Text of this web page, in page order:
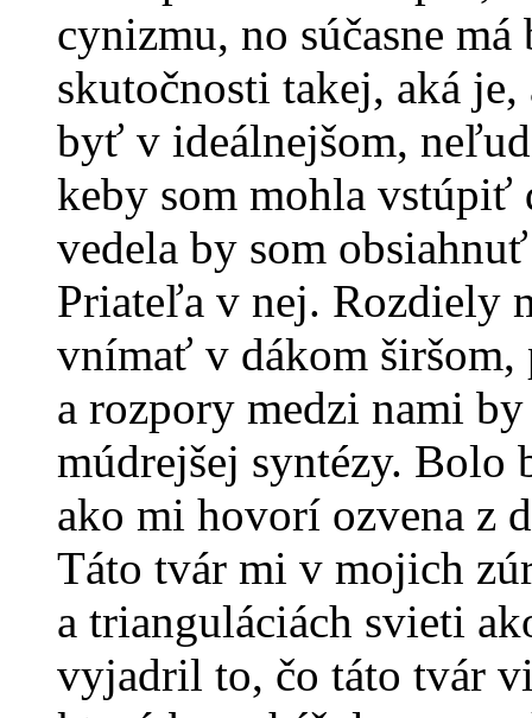
cynizmu, no súčasne
skutočnosti takej, aká
byť v ideálnejšom,
keby som mohla vstúpiť
vedela by som
Priateľa v nej. Rozdiely
vnímať v dákom širšom,
a rozpory medzi nami
múdrejšej syntézy. Bolo
ako mi hovorí ozvena z
Táto tvár mi v mojich
a trianguláciách svieti
vyjadril to, čo táto tvár